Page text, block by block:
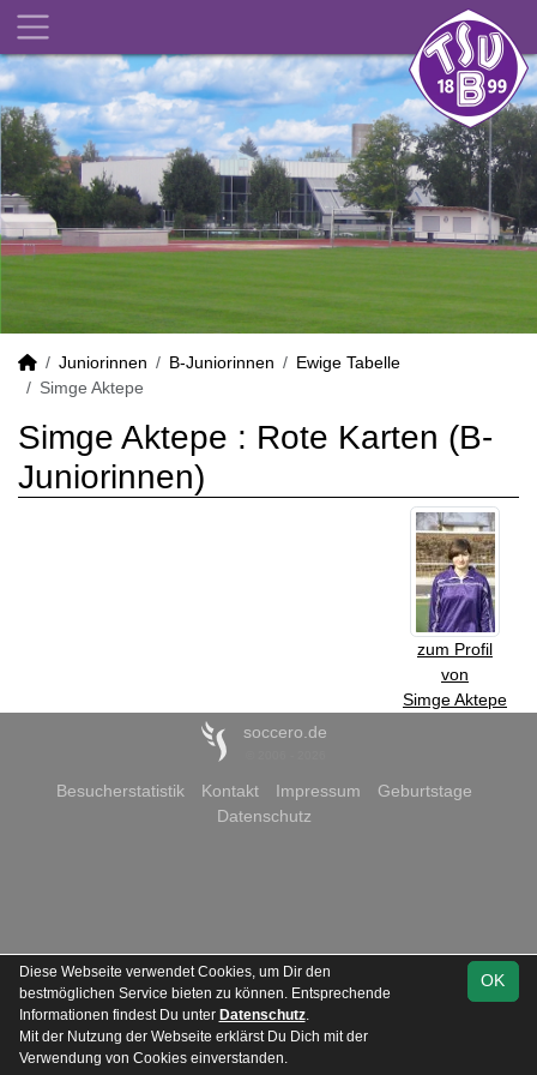
Juniorinnen B-Juniorinnen
Ewige Tabelle
Simge Aktepe
Simge Aktepe : Rote Karten (B-
Juniorinnen)
zum Profil
von
Simge Aktepe
soccero.de
Besucherstatistik Kontakt Impressum
Geburtstage
Datenschutz
OK
Diese Webseite verwendet Cookies, um Dir den
bestmöglichen Service bieten zu können. Entsprechende
Informationen findest Du unter Datenschutz.
Mit der Nutzung der Webseite erklärst Du Dich mit der
Verwendung von Cookies einverstanden.